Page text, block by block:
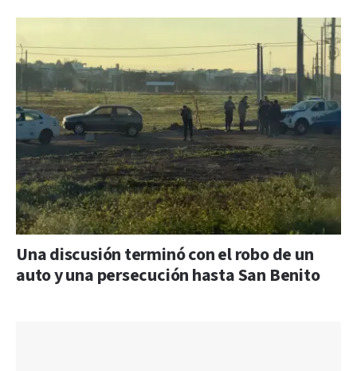
Una discusión terminó con el robo de un
auto y una persecución hasta San Benito